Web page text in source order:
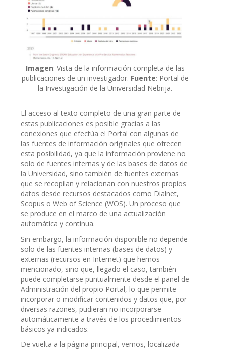
Imagen: Vista de la información completa de las
publicaciones de un investigador. Fuente: Portal de
la Investigación de la Universidad Nebrija.
El acceso al texto completo de una gran parte de
estas publicaciones es posible gracias a las
conexiones que efectúa el Portal con algunas de
las fuentes de información originales que ofrecen
esta posibilidad, ya que la información proviene no
solo de fuentes internas y de las bases de datos de
la Universidad, sino también de fuentes externas
que se recopilan y relacionan con nuestros propios
datos desde recursos destacados como Dialnet,
Scopus o Web of Science (WOS). Un proceso que
se produce en el marco de una actualización
automática y continua.
Sin embargo, la información disponible no depende
solo de las fuentes internas (bases de datos) y
externas (recursos en Internet) que hemos
mencionado, sino que, llegado el caso, también
puede completarse puntualmente desde el panel de
Administración del propio Portal, lo que permite
incorporar o modificar contenidos y datos que, por
diversas razones, pudieran no incorporarse
automáticamente a través de los procedimientos
básicos ya indicados.
De vuelta a la página principal, vemos, localizada